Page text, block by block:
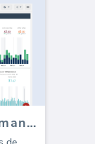
Suite de vente et de commandes (E-commerce)